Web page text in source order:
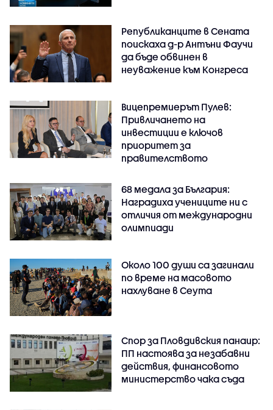
Републиканците в Сената
поискаха д-р Антъни Фаучи
да бъде обвинен в
неуважение към Конгреса
Вицепремиерът Пулев:
Привличането на
инвестиции е ключов
приоритет за
правителството
68 медала за България:
Наградиха учениците ни с
отличия от международни
олимпиади
Около 100 души са загинали
по време на масовото
нахлуване в Сеута
Спор за Пловдивския панаир:
ПП настоява за незабавни
действия, финансовото
министерство чака съда